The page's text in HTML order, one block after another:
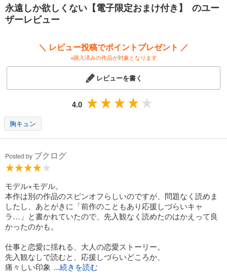
永遠しか欲しくない【電子限定おまけ付き】 のユー
ザーレビュー
＼ レビュー投稿でポイントプレゼント ／
※購入済みの作品が対象となります
レビューを書く
4.0
胸キュン
Posted by ブクログ
モデル×モデル。
本作は別の作品のスピンオフらしいのですが、問題なく読めま
したし、あとがきに「前作のこともあり応援しづらいキャ
ラ…」と書かれていたので、先入観なく読めたのはかえって良
かったのかも。
仕事と恋愛に揺れる、大人の恋愛ストーリー。
先入観なしで読むと、応援しづらいどころか、
痛々しい印象 ...続きを読む